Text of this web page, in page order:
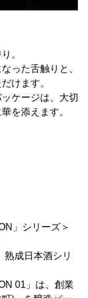
。
った舌触りと、
けます。
ケージは、大切
を添えます。
」シリーズ＞
成日本酒シリ
01」は、創業